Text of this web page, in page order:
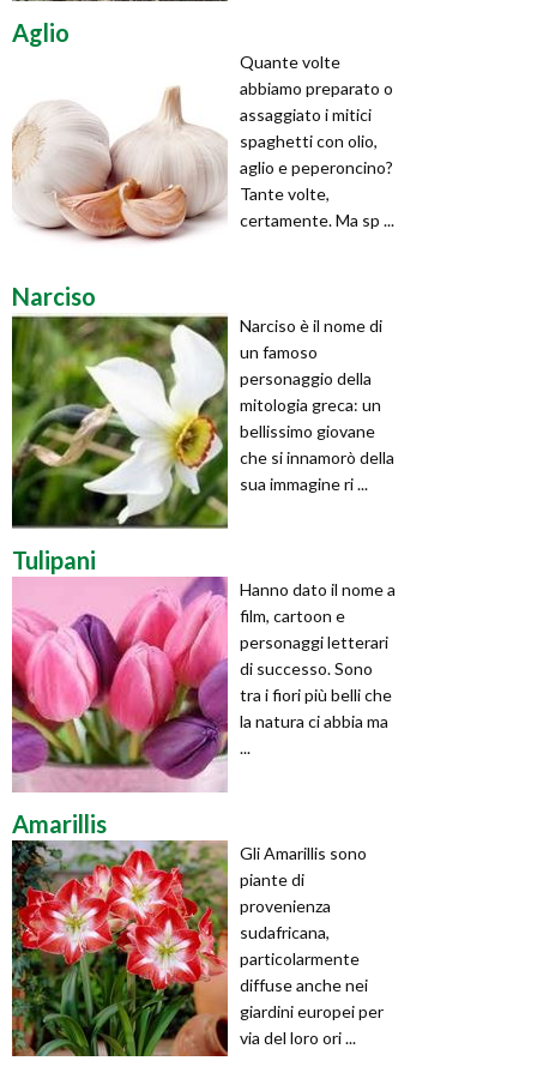
Aglio
Quante volte
abbiamo preparato o
assaggiato i mitici
spaghetti con olio,
aglio e peperoncino?
Tante volte,
certamente. Ma sp ...
Narciso
Narciso è il nome di
un famoso
personaggio della
mitologia greca: un
bellissimo giovane
che si innamorò della
sua immagine ri ...
Tulipani
Hanno dato il nome a
film, cartoon e
personaggi letterari
di successo. Sono
tra i fiori più belli che
la natura ci abbia ma
...
Amarillis
Gli Amarillis sono
piante di
provenienza
sudafricana,
particolarmente
diffuse anche nei
giardini europei per
via del loro ori ...